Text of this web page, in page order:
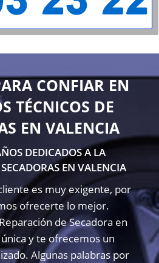
CONFIAR EN
TÉCNICOS DE
EN VALENCIA
DEDICADOS A LA
EN VALENCIA
es muy exigente, por
ofrecerte lo mejor.
de Secadora en
y te ofrecemos un
Algunas palabras por